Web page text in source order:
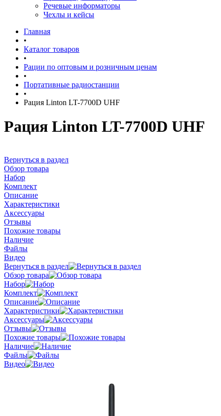
Речевые информаторы
Чехлы и кейсы
Главная
•
Каталог товаров
•
Рации по оптовым и розничным ценам
•
Портативные радиостанции
•
Рация Linton LT-7700D UHF
Рация Linton LT-7700D UHF
Вернуться в раздел
Обзор товара
Набор
Комплект
Описание
Характеристики
Аксессуары
Отзывы
Похожие товары
Наличие
Файлы
Видео
Вернуться в раздел
Обзор товара
Набор
Комплект
Описание
Характеристики
Аксессуары
Отзывы
Похожие товары
Наличие
Файлы
Видео